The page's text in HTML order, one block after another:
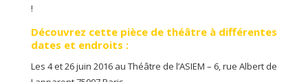
!
Découvrez cette pièce de théâtre à différentes
dates et endroits :
Les 4 et 26 juin 2016 au Théâtre de l’ASIEM – 6, rue Albert de